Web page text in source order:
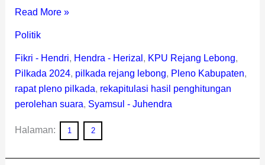
Read More »
Politik
Fikri - Hendri, Hendra - Herizal , KPU Rejang Lebong,
Pilkada 2024, pilkada rejang lebong, Pleno Kabupaten,
rapat pleno pilkada, rekapitulasi hasil penghitungan
perolehan suara, Syamsul - Juhendra
Halaman: 1 2